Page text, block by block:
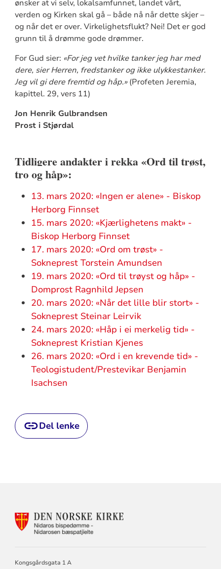
ønsker at vi selv, lokalsamfunnet, landet vårt,
verden og Kirken skal gå – både nå når dette skjer –
og når det er over. Virkelighetsflukt? Nei! Det er god
grunn til å drømme gode drømmer.
For Gud sier: «For jeg vet hvilke tanker jeg har med
dere, sier Herren, fredstanker og ikke ulykkestanker.
Jeg vil gi dere fremtid og håp.»(Profeten Jeremia,
kapittel. 29, vers 11)
Jon Henrik Gulbrandsen
Prost i Stjørdal
Tidligere andakter i rekka«Ord til trøst,
tro og håp»:
13. mars 2020: «Ingen er alene» - Biskop
Herborg Finnset
15. mars 2020: «Kjærlighetens makt» -
Biskop Herborg Finnset
17. mars 2020: «Ord om trøst» -
Sokneprest Torstein Amundsen
19. mars 2020: «Ord til trøyst og håp» -
Domprost Ragnhild Jepsen
20. mars 2020: «Når det lille blir stort» -
Sokneprest Steinar Leirvik
24. mars 2020: «Håp i ei merkelig tid» -
Sokneprest Kristian Kjenes
26. mars 2020: «Ord i en krevende tid» -
Teologistudent/Prestevikar Benjamin
Isachsen
Del lenke
KONTAKTINFORMASJON
Kongsgårdsgata 1 A